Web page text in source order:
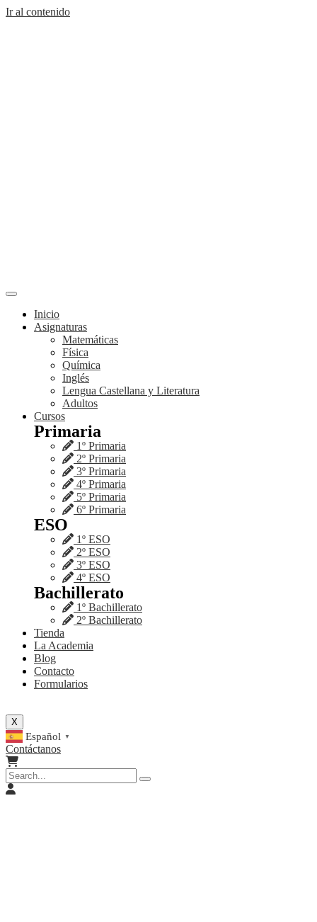
Ir al contenido
Inicio
Asignaturas
Matemáticas
Física
Química
Inglés
Lengua Castellana y Literatura
Adultos
Cursos
Primaria
1º Primaria
2º Primaria
3º Primaria
4º Primaria
5º Primaria
6º Primaria
ESO
1º ESO
2º ESO
3º ESO
4º ESO
Bachillerato
1º Bachillerato
2º Bachillerato
Tienda
La Academia
Blog
Contacto
Formularios
X
Español ▼
Contáctanos